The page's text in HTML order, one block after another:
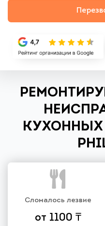
Сломалось лезвие
от 1100 ₸